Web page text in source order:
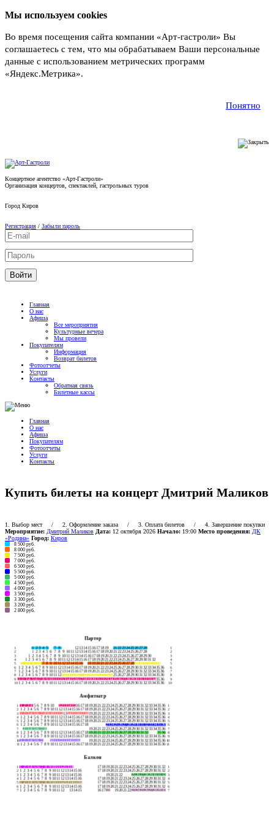
Мы используем cookies
Во время посещения сайта компании «Арт-гастроли» Вы
соглашаетесь с тем, что мы обрабатываем Ваши персональные
данные с использованием метрических программ
«Яндекс.Метрика».
Понятно
Концертное агентство «Арт-Гастроли»
Организация концертов, спектаклей, гастрольных туров
Город Киров
Регистрация / Забыли пароль
Главная
О нас
Афиша
Все мероприятия
Культурные вечера
Мы провели
Покупателям
Информация
Возврат билетов
Фотоотчеты
Услуги
Контакты
Обратная связь
Билетные кассы
Главная
О нас
Афиша
Покупателям
Фотоотчеты
Услуги
Контакты
Купить билеты на концерт Дмитрий Маликов
1. Выбор мест/ 2. Оформление заказа / 3. Оплата билетов / 4. Завершение покупки
Мероприятие: Дмитрий Маликов Дата: 12 октября 2026 Начало: 19:00 Место проведения: ДК
«Родина» Город: Киров
8 500 руб.
8 000 руб.
7 500 руб.
7 000 руб.
6 500 руб.
5 500 руб.
5 000 руб.
4 500 руб.
4 000 руб.
3 500 руб.
3 300 руб.
3 200 руб.
2 800 руб.
Партер
1 1 2 3 4 5 7 8 12 131415161718 19 2122232425262728 1
2 1 2 3 4 5 6 7 8 9 1011 12 131415161718 19202122232425262728 2
3 1 2 3 4 5 6 7 8 9 1011 12131415161718192021222324252627282930 3
4 1 2 3 4 5 6 7 8 9 1011 121314151617181920212223242526272829303132
4
5
1 2 3 4 5 6 7 8 9 10111213141516 1819202122232425262728293031323334 5
6 1 2 3 4 5 6 7 8 9 1011 12131415161718192021222324252627282930313233343536 6
7 1 2 3 4 5 6 7 8 9 1011 12131415161718192021222324252627282930313233343536 7
8 1 2 3 4 5 6 7 8 9 1011 12131415161718192021222324252627282930313233343536 8
9 1 2 3 4 5 6 7 8 9101112131415161718192021222324252627282930313233343536
9
101 2 3 4 5 6 7 8 9 1011 12131415161718192021222324252627282930313233343536 10
Амфитеатр
1 1 2 3 4 5 6 7 8 9 10 12131415161718192021222324252627282930313233343536 1
2 1 2 3 4 5 6 7 8 9 1011 12 131415161718 192021222324252627282930313233343536 2
3 1 2 3 4 5 6 7 8 9101112131415161718192021222324252627282930313233343536 3
4
1 2 3 4 5 6 7 8 9 1011 12131415161718192021222324252627282930313233343536 4
5 1 2 3 4 5 6 7 8 9 1011 12 131415161718 192021222324252627282930313233343536 5
6 1 2 3 4 5 6 7 8 9 1011 12 131415161718 2324252627282930313233343536 6
7 2 3 4 5 6 7 8 192021222324252627282930313233343536 7
8 1 2 3 4 5 6 7 8 9 1011 121314151617181920212223242526272829303132 3536 8
9
1 2 3 4 5 6 7 8 9 1011 12 131415161718 192021222324252627282930313233343536 9
101 2 3 4 5 6 7 10111213141516 192021222324252627282930313233343536 10
11 1 2 3 4 5 6 7 8 9 1011 12131415161718192021222324252627282930313233343536 11
Балкон
1 1 2 3 4 5 6 7 8 91011121314 17181920212223242526272829303132
1
2 1 2 3 4 5 6 7 8 9 1011 12 13141516 1718 1920212223242526272829303132 2
3 1 2 3 4 5 6 7 8 9 1011 1213141516 19202122 2526272829303132 3
4 1 2 3 4 5 6 7 8 9 1011 1213141516 17181920212223242526272829303132 4
5 1 2 3 4 5 6 7 8 910111213141516 1718 1920212223242526272829303132 5
6 1 2 3 4 5 6 7 8 9 1011 1213141516 17181920212223242526272829303132 6
7 1 2 3 4 5 6 7 8 9 1011 12 131415 161718 192021222324252627282930 7